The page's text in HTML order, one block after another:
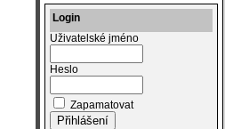
Login
Uživatelské jméno
Heslo
Zapamatovat